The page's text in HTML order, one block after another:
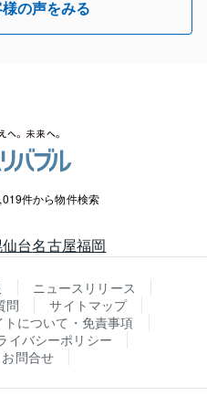
の声をみる
件から物件検索
仙台名古屋福岡
ニュースリリース
問
サイトマップ
トについて・免責事項
イバシーポリシー
問合せ